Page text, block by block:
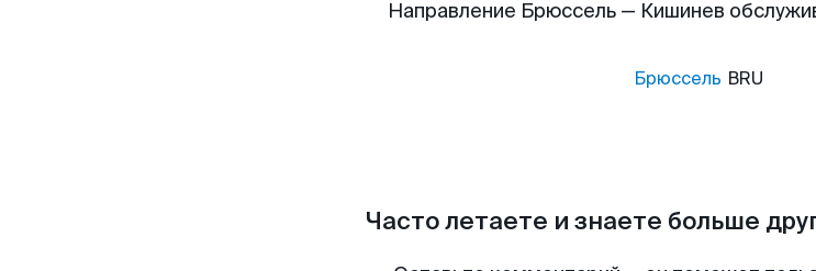
Направление Брюссель — Кишинев
Брюссель BRU
Часто летаете и знаете больше